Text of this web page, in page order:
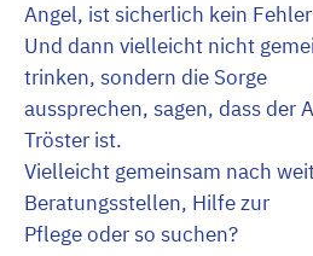
Angel, ist sicherlich kein Fehler
Und dann vielleicht nicht
trinken, sondern die Sorge
aussprechen, sagen, dass der
Tröster ist.
Vielleicht gemeinsam nach
Beratungsstellen, Hilfe zur
Pflege oder so suchen?